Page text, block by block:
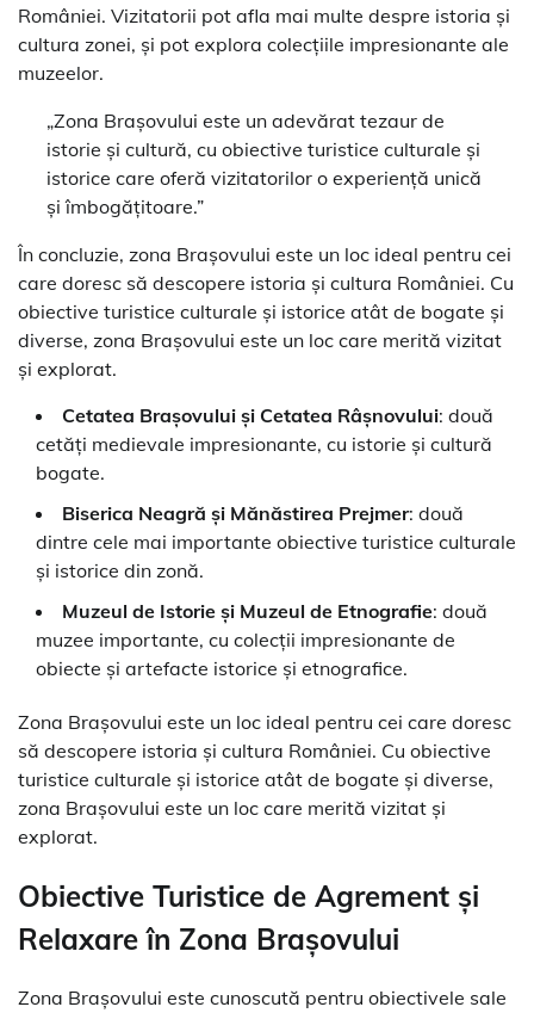
României. Vizitatorii pot afla mai multe despre istoria și
cultura zonei, și pot explora colecțiile impresionante ale
muzeelor.
„Zona Brașovului este un adevărat tezaur de
istorie și cultură, cu obiective turistice culturale și
istorice care oferă vizitatorilor o experiență unică
și îmbogățitoare.”
În concluzie, zona Brașovului este un loc ideal pentru cei
care doresc să descopere istoria și cultura României. Cu
obiective turistice culturale și istorice atât de bogate și
diverse, zona Brașovului este un loc care merită vizitat
și explorat.
Cetatea Brașovului și Cetatea Râșnovului: două
cetăți medievale impresionante, cu istorie și cultură
bogate.
Biserica Neagră și Mănăstirea Prejmer: două
dintre cele mai importante obiective turistice culturale
și istorice din zonă.
Muzeul de Istorie și Muzeul de Etnografie: două
muzee importante, cu colecții impresionante de
obiecte și artefacte istorice și etnografice.
Zona Brașovului este un loc ideal pentru cei care doresc
să descopere istoria și cultura României. Cu obiective
turistice culturale și istorice atât de bogate și diverse,
zona Brașovului este un loc care merită vizitat și
explorat.
Obiective Turistice de Agrement și
Relaxare în Zona Brașovului
Zona Brașovului este cunoscută pentru obiectivele sale